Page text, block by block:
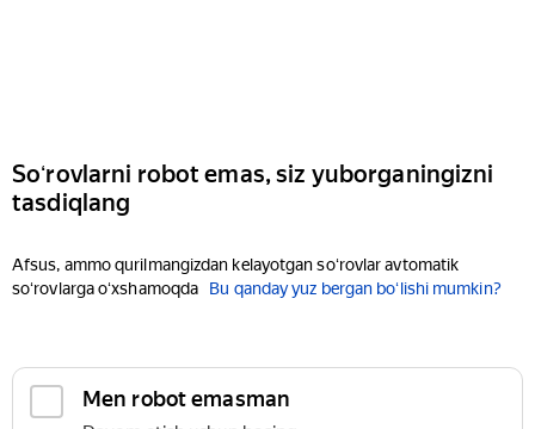
Soʻrovlarni robot emas, siz yuborganingizni
tasdiqlang
Afsus, ammo qurilmangizdan kelayotgan soʻrovlar avtomatik
soʻrovlarga oʻxshamoqda
Bu qanday yuz bergan boʻlishi mumkin?
Men robot emasman